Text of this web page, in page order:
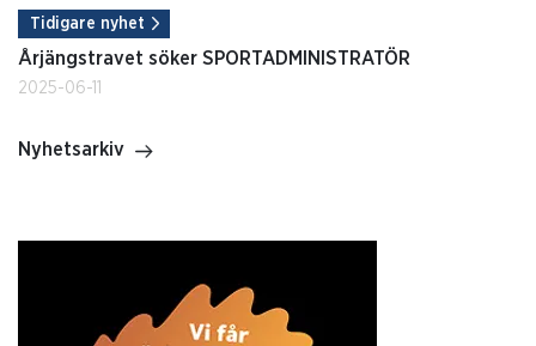
Tidigare nyhet
Årjängstravet söker SPORTADMINISTRATÖR
2025-06-11
Nyhetsarkiv